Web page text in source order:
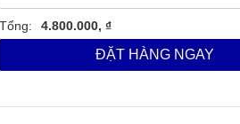
Tổng: 4.800.000, ₫
ĐẶT HÀNG NGAY